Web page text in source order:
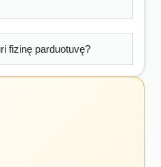
fizinę parduotuvę?